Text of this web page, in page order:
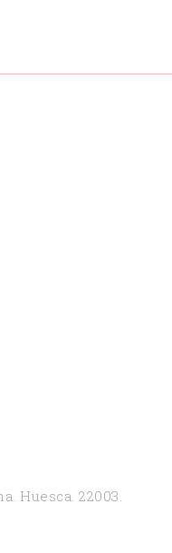
Huesca. 22003.